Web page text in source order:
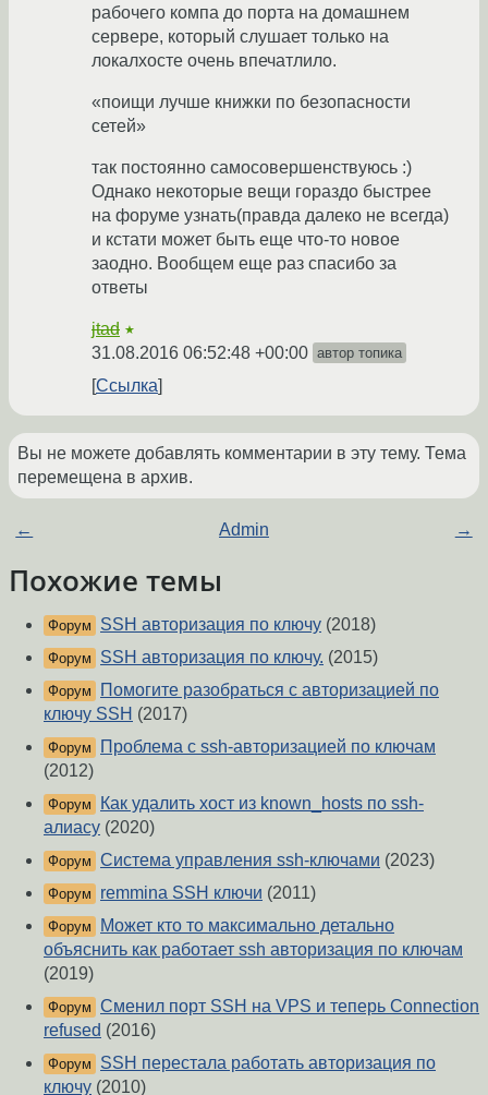
рабочего компа до порта на домашнем
сервере, который слушает только на
локалхосте очень впечатлило.
«поищи лучше книжки по безопасности
сетей»
так постоянно самосовершенствуюсь :)
Однако некоторые вещи гораздо быстрее
на форуме узнать(правда далеко не всегда)
и кстати может быть еще что-то новое
заодно. Вообщем еще раз спасибо за
ответы
jtad ★
31.08.2016 06:52:48 +00:00 автор топика
Ссылка
Вы не можете добавлять комментарии в эту тему. Тема
перемещена в архив.
← Admin →
Похожие темы
Форум SSH авторизация по ключу (2018)
Форум SSH авторизация по ключу. (2015)
Форум
Помогите разобраться с авторизацией по
ключу SSH (2017)
Форум
Проблема с ssh-авторизацией по ключам
(2012)
Форум
Как удалить хост из known_hosts по ssh-
алиасу (2020)
Форум Система управления ssh-ключами (2023)
Форум remmina SSH ключи (2011)
Форум
Может кто то максимально детально
объяснить как работает ssh авторизация по ключам
(2019)
Форум Сменил порт SSH на VPS и теперь Connection
refused (2016)
Форум
SSH перестала работать авторизация по
ключу (2010)